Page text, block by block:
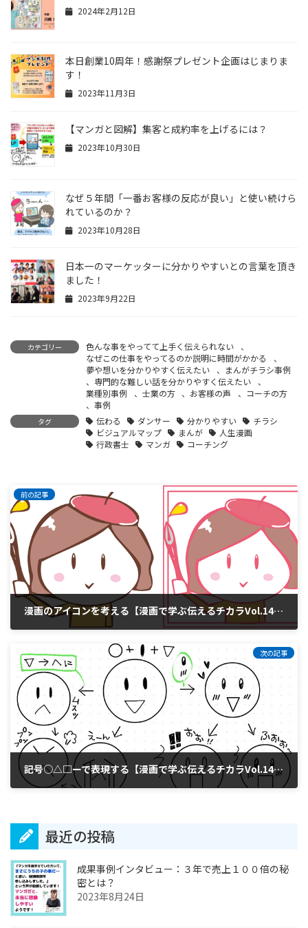
2024年2月12日
本日創業10周年！感謝祭プレゼント企画はじまりま
す！
2023年11月3日
【マンガと図解】集客と成約率を上げるには？
2023年10月30日
なぜ５年間「一番お客様の反応が良い」と使い続けら
れているのか？
2023年10月28日
日本一のマーケッターに分かりやすいとの言葉を頂き
ました！
2023年9月22日
カテゴリー 色んな事をやってて上手く伝えられない
、
なぜこの仕事をやってるのか説明に時間がかかる
、
夢や想いを分かりやすく伝えたい
、
まんがチラシ事例
、 専門的な難しい話を分かりやすく伝えたい
、
業種別事例
、 士業の方 、 お客様の声 、 コーチの方
、 事例
タグ 伝わる ダンサー 分かりやすい
チラシ
ビジュアルマップ
まんが
人生漫画
行政書士
マンガ コーチング
前の記事
漫画のアイコンを考える【漫画で学ぶ伝えるチカラVol.146】
2017年3月25日
次の記事
記号○△□ーで表現する【漫画で学ぶ伝えるチカラVol.147】
2017年3月27日
最近の投稿
成果事例インタビュー：３年で売上１００倍の秘
密とは？
2023年8月24日